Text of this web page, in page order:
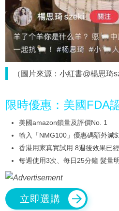
（圖片來源：小紅書@楊思琦
限時優惠：美國FDA
美國amazon鎖量及評價No. 1
輸入「NMG100」優惠碼額外減
香港用家真實試用 8週後效果已
每週使用3次、每日25分鐘 髮量
立即選購